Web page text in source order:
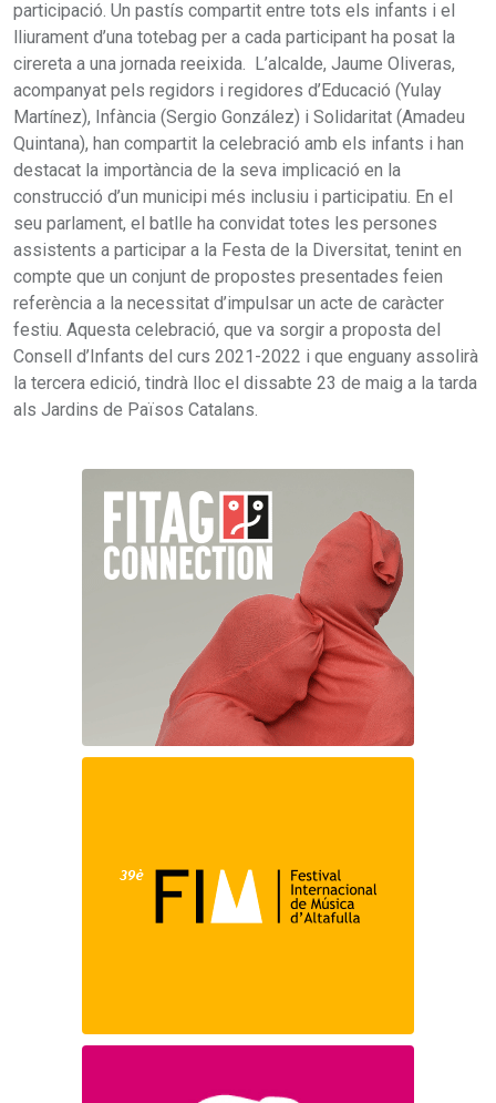
participació. Un pastís compartit entre tots els infants i el
lliurament d’una totebag per a cada participant ha posat la
cirereta a una jornada reeixida. L’alcalde, Jaume Oliveras,
acompanyat pels regidors i regidores d’Educació (Yulay
Martínez), Infància (Sergio González) i Solidaritat (Amadeu
Quintana), han compartit la celebració amb els infants i han
destacat la importància de la seva implicació en la
construcció d’un municipi més inclusiu i participatiu. En el
seu parlament, el batlle ha convidat totes les persones
assistents a participar a la Festa de la Diversitat, tenint en
compte que un conjunt de propostes presentades feien
referència a la necessitat d’impulsar un acte de caràcter
festiu. Aquesta celebració, que va sorgir a proposta del
Consell d’Infants del curs 2021-2022 i que enguany assolirà
la tercera edició, tindrà lloc el dissabte 23 de maig a la tarda
als Jardins de Països Catalans.